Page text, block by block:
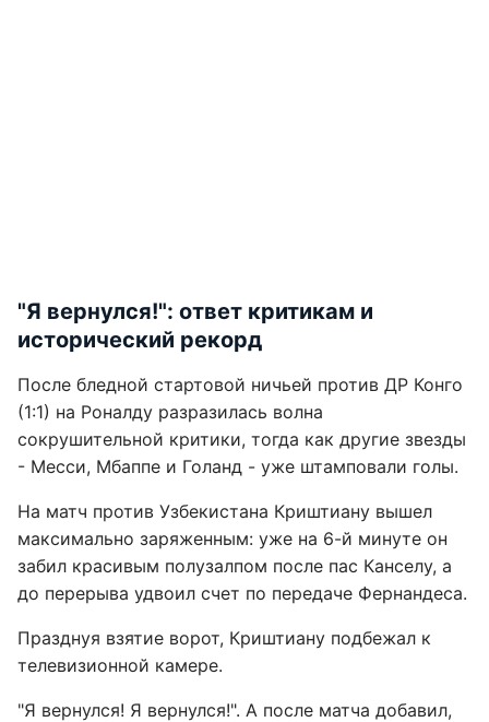
"Я вернулся!": ответ критикам и
исторический рекорд
После бледной стартовой ничьей против ДР Конго
(1:1) на Роналду разразилась волна
сокрушительной критики, тогда как другие звезды
- Месси, Мбаппе и Голанд - уже штамповали голы.
На матч против Узбекистана Криштиану вышел
максимально заряженным: уже на 6-й минуте он
забил красивым полузалпом после пас Канселу, а
до перерыва удвоил счет по передаче Фернандеса.
Празднуя взятие ворот, Криштиану подбежал к
телевизионной камере.
"Я вернулся! Я вернулся!". А после матча добавил,